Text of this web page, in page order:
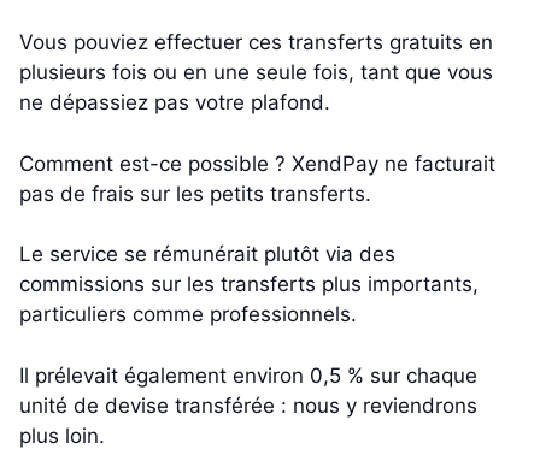
Vous pouviez effectuer ces transferts gratuits en
plusieurs fois ou en une seule fois, tant que vous
ne dépassiez pas votre plafond.
Comment est-ce possible ? XendPay ne facturait
pas de frais sur les petits transferts.
Le service se rémunérait plutôt via des
commissions sur les transferts plus importants,
particuliers comme professionnels.
Il prélevait également environ 0,5 % sur chaque
unité de devise transférée : nous y reviendrons
plus loin.